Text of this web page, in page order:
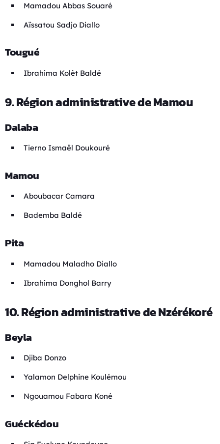
Mamadou Abbas Souaré
Aïssatou Sadjo Diallo
Tougué
Ibrahima Kolèt Baldé
9. Région administrative de Mamou
Dalaba
Tierno Ismaël Doukouré
Mamou
Aboubacar Camara
Bademba Baldé
Pita
Mamadou Maladho Diallo
Ibrahima Donghol Barry
10. Région administrative de Nzérékoré
Beyla
Djiba Donzo
Yalamon Delphine Koulémou
Ngouamou Fabara Koné
Guéckédou